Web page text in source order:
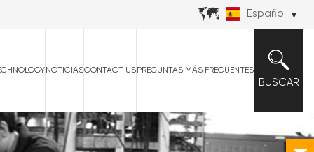
Español
BUSCAR
NOTICIASCONTACT US PREGUNTAS MÁS FRECUENTES